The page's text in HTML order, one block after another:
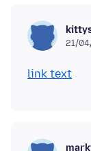
21/
link text